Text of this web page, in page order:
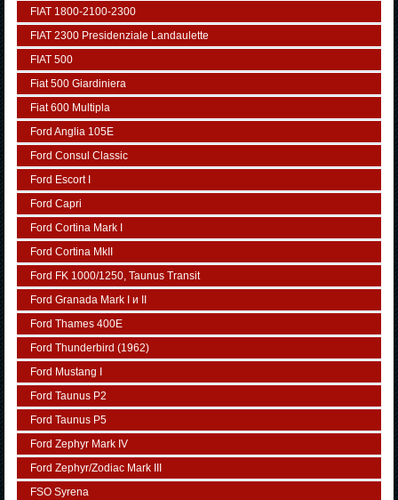
FIAT 1800-2100-2300
FIAT 2300 Presidenziale Landaulette
FIAT 500
Fiat 500 Giardiniera
Fiat 600 Multipla
Ford Anglia 105E
Ford Consul Classic
Ford Escort I
Ford Capri
Ford Cortina Mark I
Ford Cortina MkII
Ford FK 1000/1250, Taunus Transit
Ford Granada Mark I и II
Ford Thames 400E
Ford Thunderbird (1962)
Ford Mustang I
Ford Taunus P2
Ford Taunus P5
Ford Zephyr Mark IV
Ford Zephyr/Zodiac Mark III
FSO Syrena